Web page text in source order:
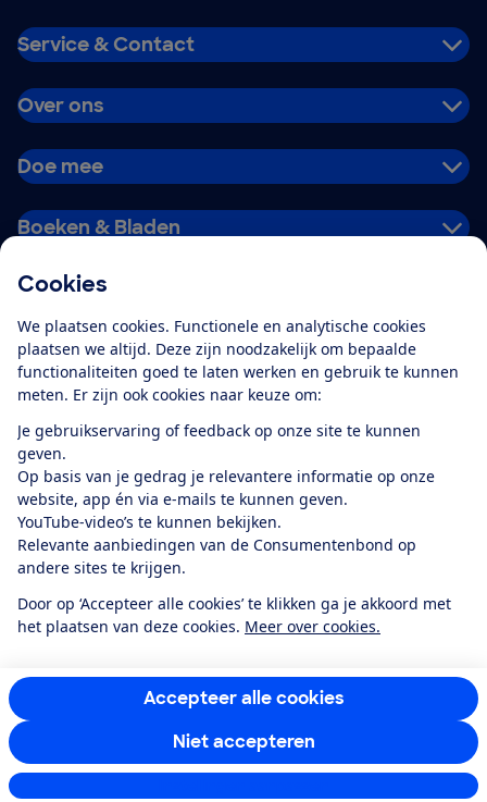
Cookies
We plaatsen cookies. Functionele en analytische cookies
plaatsen we altijd. Deze zijn noodzakelijk om bepaalde
functionaliteiten goed te laten werken en gebruik te kunnen
meten. Er zijn ook cookies naar keuze om:
Je gebruikservaring of feedback op onze site te kunnen
geven.
Op basis van je gedrag je relevantere informatie op onze
website, app én via e-mails te kunnen geven.
YouTube-video’s te kunnen bekijken.
Relevante aanbiedingen van de Consumentenbond op
andere sites te krijgen.
Door op ‘Accepteer alle cookies’ te klikken ga je akkoord met
het plaatsen van deze cookies. Meer over cookies.
Accepteer alle cookies
Niet accepteren
Service & Contact
Over ons
Doe mee
Boeken & Bladen
Alles over de
app
Algemene Voorwaarden
Privacyverklaring
Cookiebeleid
Privacyvoorkeuren
Toegankelijkheid
RSS-feed nieuws
Facebook
TwitterInstagram
YoutubeLinkedIn
12.901consumentenbeoordelen de Consumentenbondmet gemiddeld